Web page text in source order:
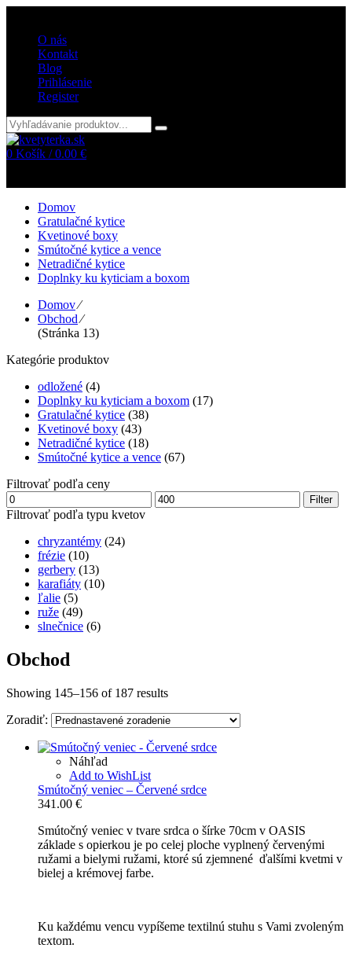
O nás
Kontakt
Blog
Prihlásenie
Register
0 Košík /0.00 €
Domov
Gratulačné kytice
Kvetinové boxy
Smútočné kytice a vence
Netradičné kytice
Doplnky ku kyticiam a boxom
Domov⁄
Obchod⁄
(Stránka 13)
Kategórie produktov
odložené (4)
Doplnky ku kyticiam a boxom (17)
Gratulačné kytice (38)
Kvetinové boxy (43)
Netradičné kytice (18)
Smútočné kytice a vence (67)
Filtrovať podľa ceny
Minimálna
cena
Maximálna
cena
Filter
Filtrovať podľa typu kvetov
chryzantémy (24)
frézie (10)
gerbery (13)
karafiáty (10)
ľalie (5)
ruže (49)
slnečnice (6)
Obchod
Showing 145–156 of 187 results
Zoradiť:
Náhľad
Add to WishList
Smútočný veniec – Červené srdce
341.00 €
Smútočný veniec v tvare srdca o šírke 70cm v OASIS
základe s opierkou je po celej ploche vyplnený červenými
ružami a bielymi ružami, ktoré sú zjemnené ďalšími kvetmi v
bielej a krémovej farbe.
Ku každému vencu vypíšeme textilnú stuhu s Vami zvoleným
textom.